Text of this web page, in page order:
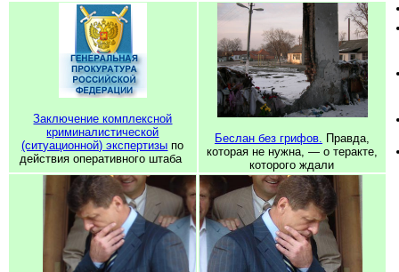
Заключение комплексной
криминалистической
(ситуационной) экспертизы по
действия оперативного штаба
Беслан без грифов. Правда,
которая не нужна, — о теракте,
которого ждали